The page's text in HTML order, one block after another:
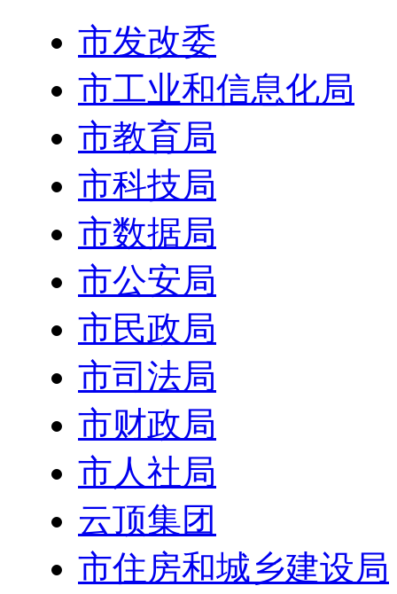
市发改委
市工业和信息化局
市教育局
市科技局
市数据局
市公安局
市民政局
市司法局
市财政局
市人社局
云顶集团
市住房和城乡建设局